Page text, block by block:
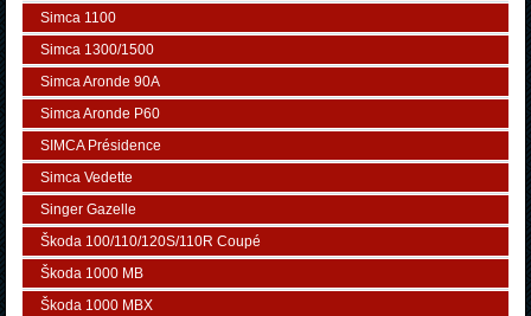
Simca 1100
Simca 1300/1500
Simca Aronde 90A
Simca Aronde P60
SIMCA Présidence
Simca Vedette
Singer Gazelle
Škoda 100/110/120S/110R Coupé
Škoda 1000 MB
Škoda 1000 MBX